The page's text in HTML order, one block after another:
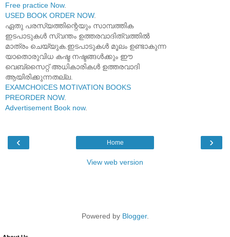
Free practice Now.
USED BOOK ORDER NOW.
ഏതു പരസ്യത്തിന്റെയും സാമ്പത്തിക
ഇടപാടുകൾ സ്വന്തം ഉത്തരവാദിത്വത്തിൽ
മാത്രം ചെയ്യുക.ഇടപാടുകൾ മൂലം ഉണ്ടാകുന്ന
യാതൊരുവിധ കഷ്ട നഷ്ടങ്ങൾക്കും ഈ
വെബ്സൈറ്റ് അധികാരികൾ ഉത്തരവാദി
ആയിരിക്കുന്നതല്ല.
EXAMCHOICES MOTIVATION BOOKS
PREORDER NOW.
Advertisement Book now.
‹ ›
Home
View web version
Powered by Blogger.